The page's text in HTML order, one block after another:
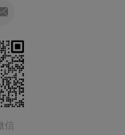
信